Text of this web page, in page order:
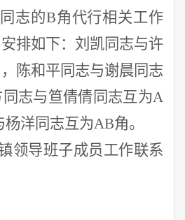
志的B角代行相关工作
排如下： 刘凯 同志与许
， 陈和平 同志与谢晨 同志
同志与笪倩倩 同志互为A
杨洋同志互为AB角。
领导班子成员 工作联系